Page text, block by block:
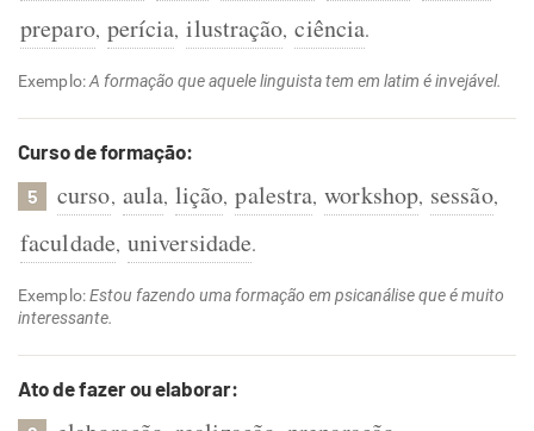
preparo, perícia, ilustração, ciência.
Exemplo:A formação que aquele linguista tem em latim é invejável.
Curso de formação:
5 curso, aula, lição, palestra, workshop, sessão,
faculdade, universidade.
Exemplo:Estou fazendo uma formação em psicanálise que é muito
interessante.
Ato de fazer ou elaborar: